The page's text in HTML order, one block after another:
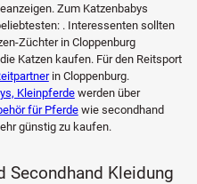
Zum Katzenbabys
. Interessenten sollten
Züchter in Cloppenburg
Katzen kaufen. Für den Reitsport
in Cloppenburg.
Kleinpferdewerden über
für Pferdewie secondhand
günstig zu kaufen.
Secondhand Kleidung